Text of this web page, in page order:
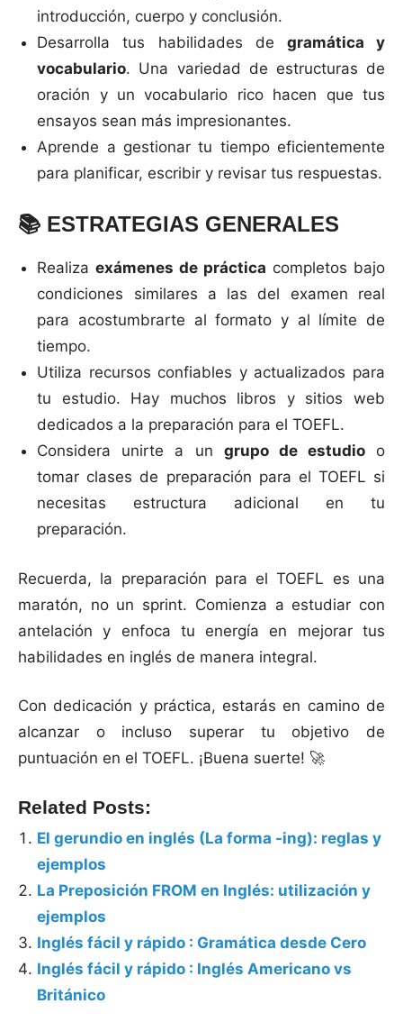
introducción, cuerpo y conclusión.
Desarrolla tus habilidades de gramática y
vocabulario. Una variedad de estructuras de
oración y un vocabulario rico hacen que tus
ensayos sean más impresionantes.
Aprende a gestionar tu tiempo eficientemente
para planificar, escribir y revisar tus respuestas.
📚 ESTRATEGIAS GENERALES
Realizaexámenes de práctica completos bajo
condiciones similares a las del examen real
para acostumbrarte al formato y al límite de
tiempo.
Utiliza recursos confiables y actualizados para
tu estudio. Hay muchos libros y sitios web
dedicados a la preparación para el TOEFL.
Considera unirte a un grupo de estudioo
tomar clases de preparación para el TOEFL si
necesitas estructura adicional en tu
preparación.
Recuerda, la preparación para el TOEFL es una
maratón, no un sprint. Comienza a estudiar con
antelación y enfoca tu energía en mejorar tus
habilidades en inglés de manera integral.
Con dedicación y práctica, estarás en camino de
alcanzar o incluso superar tu objetivo de
puntuación en el TOEFL. ¡Buena suerte! 🚀
Related Posts:
El gerundio en inglés (La forma -ing): reglas y
ejemplos
La Preposición FROM en Inglés: utilización y
ejemplos
Inglés fácil y rápido : Gramática desde Cero
Inglés fácil y rápido : Inglés Americano vs
Británico